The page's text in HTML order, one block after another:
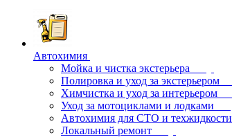
Автохимия
Мойка и чистка экстерьера
Полировка и уход за экстерьером
Химчистка и уход за интерьером
Уход за мотоциклами и лодками
Автохимия для СТО и техжидкости
Локальный ремонт